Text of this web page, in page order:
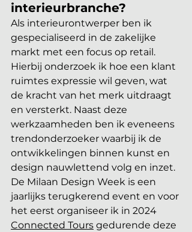
interieurbranche?
Als interieurontwerper ben ik
gespecialiseerd in de zakelijke
markt met een focus op retail.
Hierbij onderzoek ik hoe een klant
ruimtes expressie wil geven, wat
de kracht van het merk uitdraagt
en versterkt. Naast deze
werkzaamheden ben ik eveneens
trendonderzoeker waarbij ik de
ontwikkelingen binnen kunst en
design nauwlettend volg en inzet.
De Milaan Design Week is een
jaarlijks terugkerend event en voor
het eerst organiseer ik in 2024
Connected Tours gedurende deze